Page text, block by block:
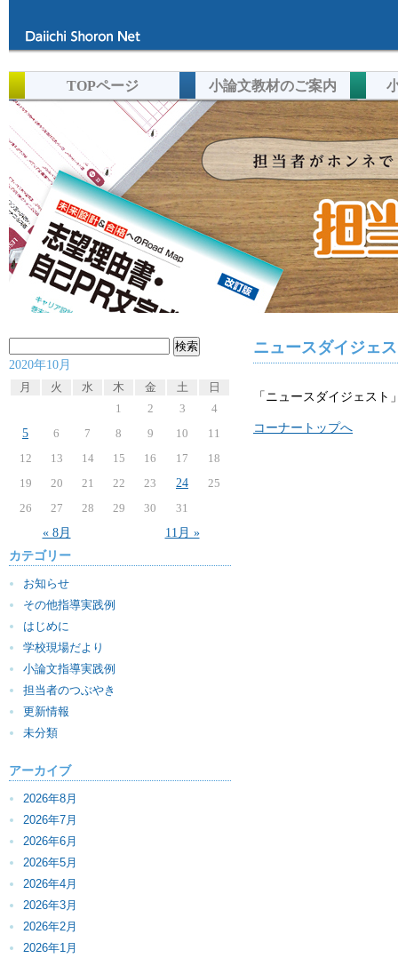
TOPページ 小論文教材のご案内
索:
2020年10月
月
火 水 木 金 土 日
« 8月 11月 »
1 2 3
4
5
6 7 8 9 10
11
12
13 14 15 16 17
18
19
20 21 22 23 24
25
26
27 28 29 30 31
カテゴリー
お知らせ
その他指導実践例
はじめに
学校現場だより
小論文指導実践例
担当者のつぶやき
更新情報
未分類
アーカイブ
2026年8月
2026年7月
2026年6月
2026年5月
2026年4月
2026年3月
2026年2月
2026年1月
ニュースダイジェ
「ニュースダイジェス
コーナートップへ